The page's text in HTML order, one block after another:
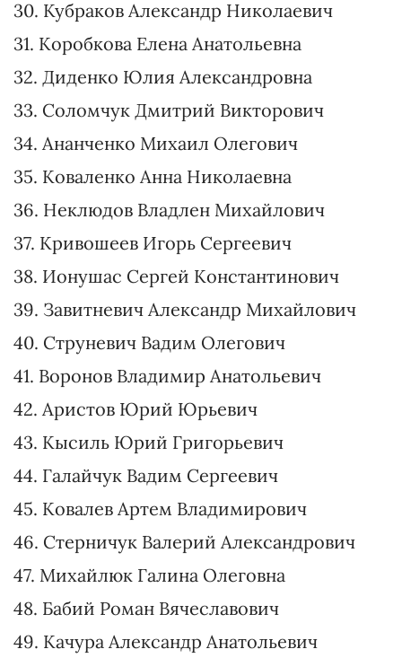
18. Радуцкий Михаил Борисович
19. Монастырский Денис Анатольевич
20. Гетманцев Данил Александрович
21. Малюська Денис Леонтьевич
22. Холодов Андрей Иванович
23. Лерос Гео Багратович
24. Кальченко Сергей Витальевич
25. Ткаченко Максим Николаевич
26. Чернев Егор Владимирович
27. Юраш Святослав Андреевич
28. Сушко Павел Николаевич
29. Верещук Ирина Андреевна
30. Кубраков Александр Николаевич
31. Коробкова Елена Анатольевна
32. Диденко Юлия Александровна
33. Соломчук Дмитрий Викторович
34. Ананченко Михаил Олегович
35. Коваленко Анна Николаевна
36. Неклюдов Владлен Михайлович
37. Кривошеев Игорь Сергеевич